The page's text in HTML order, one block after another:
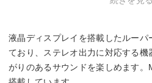
–
幅x高さx奥行
液晶ディスプレイを搭載したルーパ
ており、ステレオ出力に対応する
がりのあるサウンドを楽しめます